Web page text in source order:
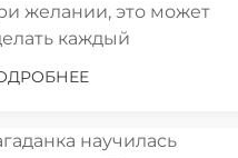
желании, это может
каждый